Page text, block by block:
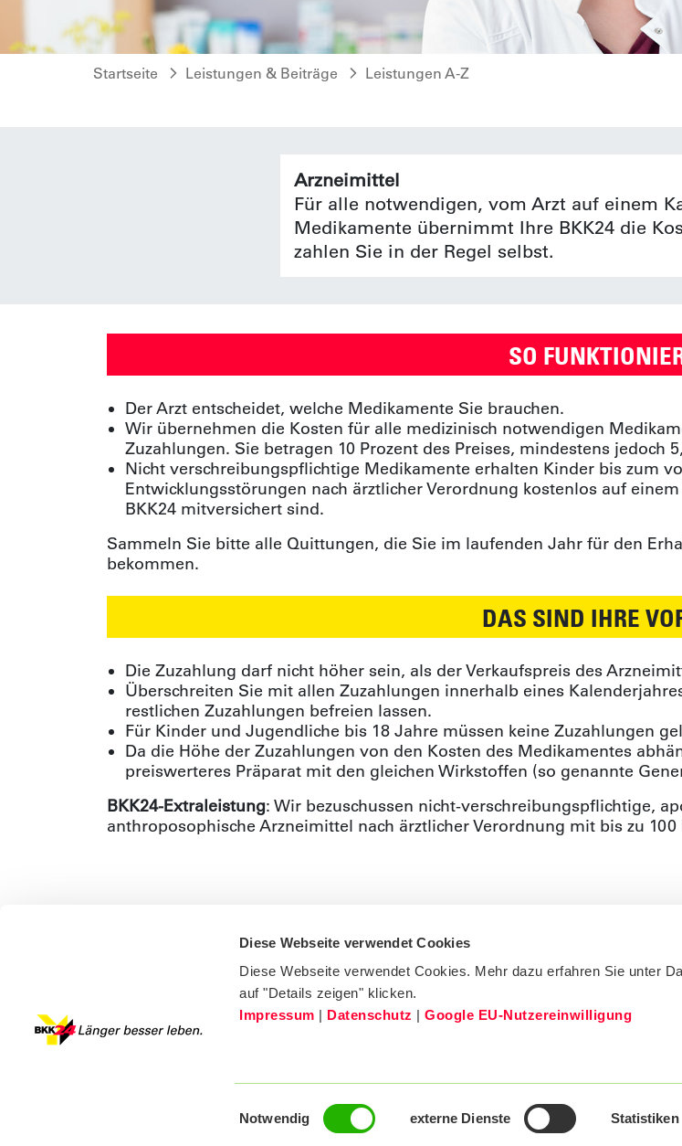
Diese Webseite verwendet Cookies
Diese Webseite verwendet Cookies. Mehr dazu erfahren Sie unter
auf "Details zeigen" klicken.
Impressum | Datenschutz |Google EU-Nutzereinwilligung
Einwilligungsauswahl
Notwendig externe Dienste Statistiken
Startseite Leistungen & Beiträge Leistungen A-Z
Arzneimittel
Für alle notwendigen, vom Arzt auf einem
Medikamente übernimmt Ihre BKK24 die
zahlen Sie in der Regel selbst.
SO
Der Arzt entscheidet, welche Medikamente Sie brauchen.
Wir übernehmen die Kosten für alle medizinisch notwendigen
Zuzahlungen. Sie betragen 10 Prozent des Preises, mindestens jedoch
Nicht verschreibungspflichtige Medikamente erhalten Kinder bis zum
Entwicklungsstörungen nach ärztlicher Verordnung kostenlos auf
BKK24 mitversichert sind.
Sammeln Sie bitte alle Quittungen, die Sie im laufenden Jahr für den
bekommen.
DAS SIND IHRE
Die Zuzahlung darf nicht höher sein, als der Verkaufspreis des
Überschreiten Sie mit allen Zuzahlungen innerhalb eines
restlichen Zuzahlungen befreien lassen.
Für Kinder und Jugendliche bis 18 Jahre müssen keine Zuzahlungen
Da die Höhe der Zuzahlungen von den Kosten des Medikamentes
preiswerteres Präparat mit den gleichen Wirkstoffen (so genannte
BKK24-Extraleistung: Wir bezuschussen nicht-verschreibungspflichtige,
anthroposophische Arzneimittel nach ärztlicher Verordnung mit bis zu
05724 971 372
Datenschutz Compliance BKK24 Sülbecker Brand 1